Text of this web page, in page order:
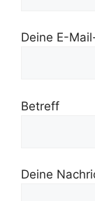
Deine E-
Betreff
Deine